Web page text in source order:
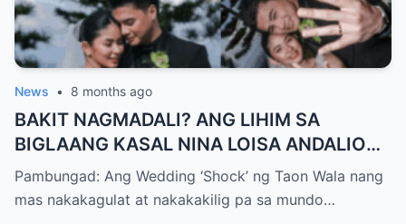
News • 8 months ago
BAKIT NAGMADALI? ANG LIHIM SA
BIGLAANG KASAL NINA LOISA ANDALIO
AT RONNIE ALONTE NA NAGPALUHA SA
FANS!
Pambungad: Ang Wedding ‘Shock’ ng Taon Wala nang
mas nakakagulat at nakakakilig pa sa mundo…